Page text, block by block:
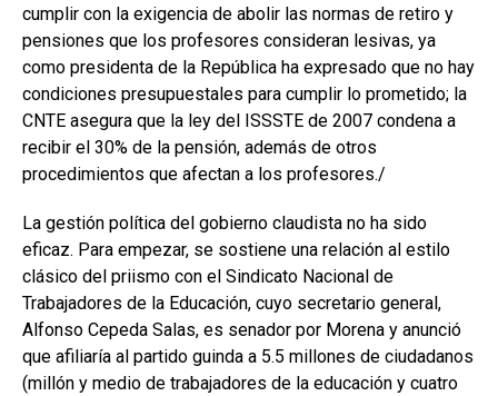
cumplir con la exigencia de abolir las normas de retiro y
pensiones que los profesores consideran lesivas, ya
como presidenta de la República ha expresado que no hay
condiciones presupuestales para cumplir lo prometido; la
CNTE asegura que la ley del ISSSTE de 2007 condena a
recibir el 30% de la pensión, además de otros
procedimientos que afectan a los profesores./
La gestión política del gobierno claudista no ha sido
eficaz. Para empezar, se sostiene una relación al estilo
clásico del priismo con el Sindicato Nacional de
Trabajadores de la Educación, cuyo secretario general,
Alfonso Cepeda Salas, es senador por Morena y anunció
que afiliaría al partido guinda a 5.5 millones de ciudadanos
(millón y medio de trabajadores de la educación y cuatro